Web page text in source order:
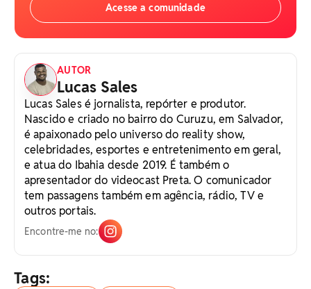
Acesse a comunidade
AUTOR
Lucas Sales
Lucas Sales é jornalista, repórter e produtor.
Nascido e criado no bairro do Curuzu, em Salvador,
é apaixonado pelo universo do reality show,
celebridades, esportes e entretenimento em geral,
e atua do Ibahia desde 2019. É também o
apresentador do videocast Preta. O comunicador
tem passagens também em agência, rádio, TV e
outros portais.
Encontre-me no:
Tags: